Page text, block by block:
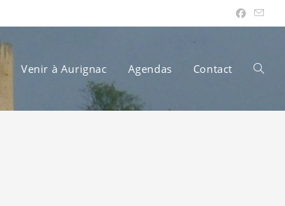
Venir à Aurignac Agendas Contact Toggle